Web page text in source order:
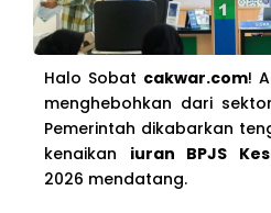
Halo Sobat cakwar.com!
menghebohkan dari
Pemerintah dikabarkan
kenaikan iuran BPJS
2026 mendatang.